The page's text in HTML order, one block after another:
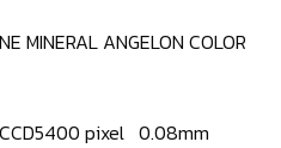
MINERAL ANGELON COLOR
pixel 0.08mm